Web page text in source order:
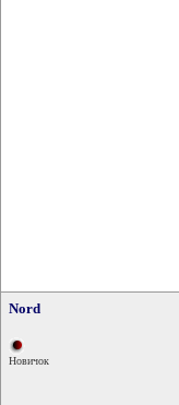
Nord
Новичок